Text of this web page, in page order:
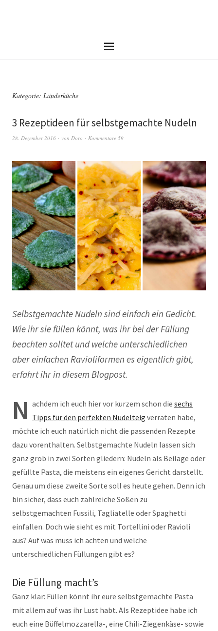
Kategorie: Länderküche
3 Rezeptideen für selbstgemachte Nudeln
28. Dezember 2016 von Doro Kommentare 59
Selbstgemachte Nudeln sind einfach ein Gedicht.
Wie ihr sie füllen könnt, was ihr bei der Füllung
beachten solltet und welche unterschiedlichen
aber einfachen Ravioliformen es eigentlich gibt,
erfahrt ihr in diesem Blogpost.
N achdem ich euch hier vor kurzem schon die sechs
Tipps für den perfekten Nudelteig verraten habe,
möchte ich euch natürlich nicht die passenden Rezepte
dazu vorenthalten. Selbstgemachte Nudeln lassen sich
ganz grob in zwei Sorten gliedern: Nudeln als Beilage oder
gefüllte Pasta, die meistens ein eigenes Gericht darstellt.
Genau um diese zweite Sorte soll es heute gehen. Denn ich
bin sicher, dass euch zahlreiche Soßen zu
selbstgemachten Fussili, Tagliatelle oder Spaghetti
einfallen. Doch wie sieht es mit Tortellini oder Ravioli
aus? Auf was muss ich achten und welche
unterschiedlichen Füllungen gibt es?
Die Füllung macht’s
Ganz klar: Füllen könnt ihr eure selbstgemachte Pasta
mit allem auf was ihr Lust habt. Als Rezeptidee habe ich
euch eine Büffelmozzarella-, eine Chili-Ziegenkäse- sowie